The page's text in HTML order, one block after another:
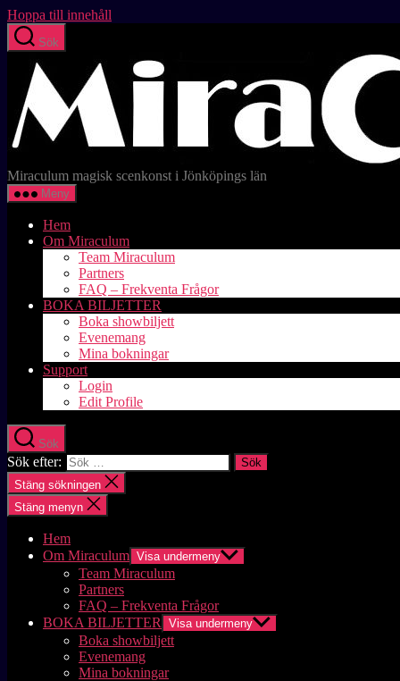
Hoppa till innehåll
Sök
Miraculum magisk scenkonst i Jönköpings län
Meny
Hem
Om Miraculum
Team Miraculum
Partners
FAQ – Frekventa Frågor
BOKA BILJETTER
Boka showbiljett
Evenemang
Mina bokningar
Support
Login
Edit Profile
Sök
Sök efter:
Stäng sökningen
Stäng menyn
Hem
Om Miraculum Visa undermeny
Team Miraculum
Partners
FAQ – Frekventa Frågor
BOKA BILJETTER
Visa undermeny
Boka showbiljett
Evenemang
Mina bokningar